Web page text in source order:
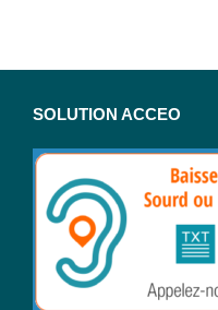
SOLUTION ACCEO